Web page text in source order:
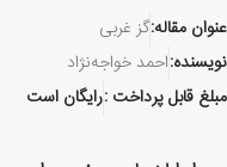
عنوان مقاله:گز غربی
نویسنده:احمد خواجه‌نژاد
مبلغ قابل پرداخت :رایگان است